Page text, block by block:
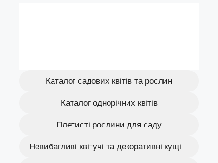
Каталог садових квітів та рослин
Каталог однорічних квітів
Плетисті рослини для саду
Невибагливі квітучі та декоративні кущі